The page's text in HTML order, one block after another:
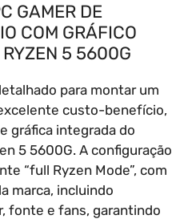
GAMER DE
COM GRÁFICO
RYZEN 5 5600G
para montar um
custo-benefício,
gráfica integrada do
5 5600G. A configuração
“full Ryzen Mode”, com
marca, incluindo
fonte e fans, garantindo